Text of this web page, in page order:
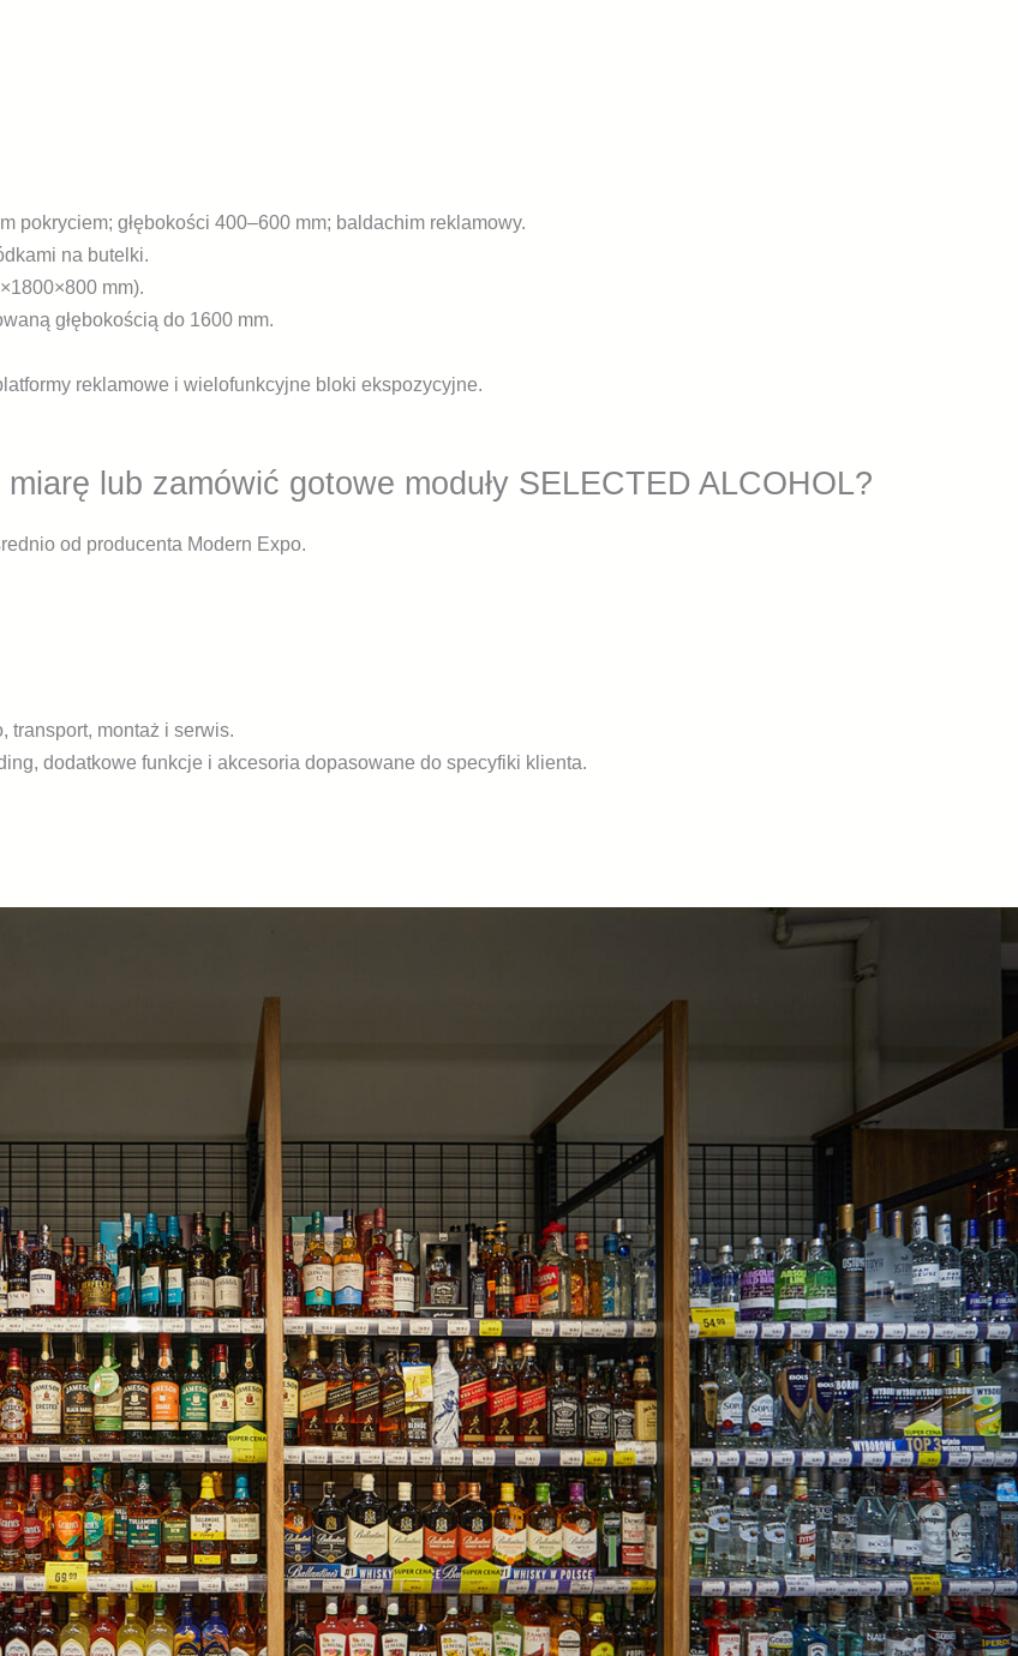
pokryciem; głębokości 400–600 mm; baldachim reklamowy.
na butelki.
mm).
głębokością do 1600 mm.
reklamowe i wielofunkcyjne bloki ekspozycyjne.
lub zamówić gotowe moduły SELECTED ALCOHOL?
od producenta Modern Expo.
transport, montaż i serwis.
dodatkowe funkcje i akcesoria dopasowane do specyfiki klienta.